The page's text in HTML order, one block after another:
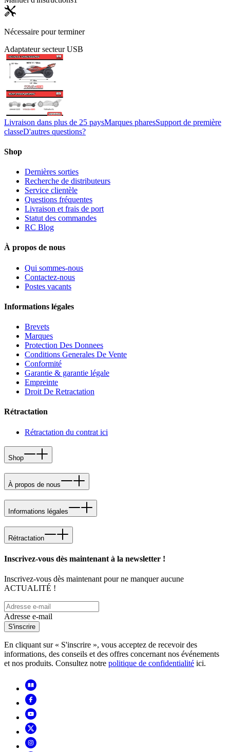
Nécessaire pour terminer
Adaptateur secteur USB
Livraison dans plus de 25 paysMarques pharesSupport de première
classeD'autres questions?
Shop
Dernières sorties
Recherche de distributeurs
Service clientèle
Questions fréquentes
Livraison et frais de port
Statut des commandes
RC Blog
À propos de nous
Qui sommes-nous
Contactez-nous
Postes vacants
Informations légales
Brevets
Marques
Protection Des Donnees
Conditions Generales De Vente
Conformité
Garantie & garantie légale
Empreinte
Droit De Retractation
Rétractation
Rétractation du contrat ici
Shop
À propos de nous
Informations légales
Rétractation
Inscrivez-vous dès maintenant à la newsletter !
Inscrivez-vous dès maintenant pour ne manquer aucune
ACTUALITÉ !
Adresse e-mail
S'inscrire
En cliquant sur « S'inscrire », vous acceptez de recevoir des
informations, des conseils et des offres concernant nos événements
et nos produits. Consultez notre politique de confidentialité ici.